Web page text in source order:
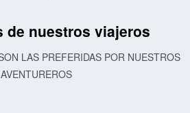
de nuestros viajeros
LAS PREFERIDAS POR NUESTROS
AVENTUREROS